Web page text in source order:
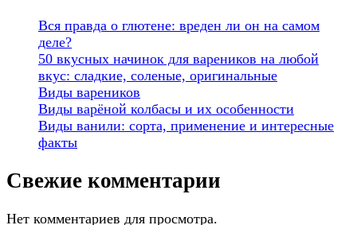
Вся правда о глютене: вреден ли он на самом
деле?
50 вкусных начинок для вареников на любой
вкус: сладкие, соленые, оригинальные
Виды вареников
Виды варёной колбасы и их особенности
Виды ванили: сорта, применение и интересные
факты
Свежие комментарии
Нет комментариев для просмотра.